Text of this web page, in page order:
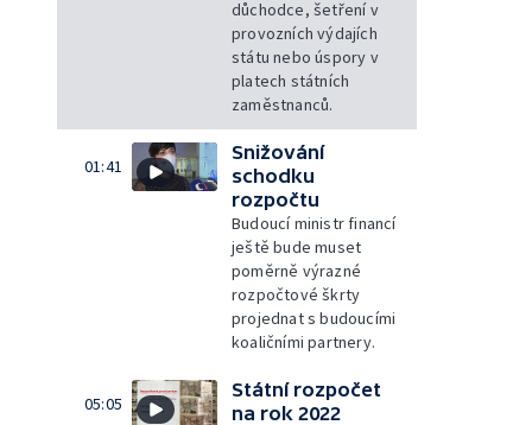
důchodce, šetření v
provozních výdajích
státu nebo úspory v
platech státních
zaměstnanců.
01:41
Snižování
schodku
rozpočtu
Budoucí ministr financí
ještě bude muset
poměrně výrazné
rozpočtové škrty
projednat s budoucími
koaličními partnery.
05:05
Státní rozpočet
na rok 2022